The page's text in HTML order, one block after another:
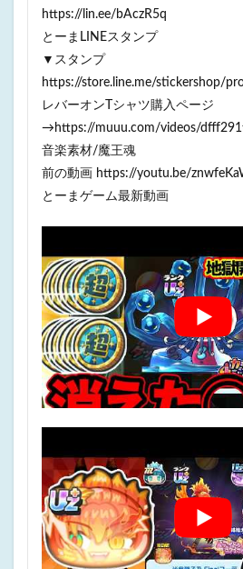
https://lin.ee/bAczR5q
とーまLINEスタンプ
▼スタンプ
https://store.line.me/stickershop/
レバーオンTシャツ購入ページ
→https://muuu.com/videos/
音楽素材/魔王魂
前の動画 https://youtu.be/
とーまゲーム最新動画